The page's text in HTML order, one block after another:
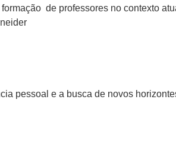
de professores no contexto
pessoal e a busca de novos